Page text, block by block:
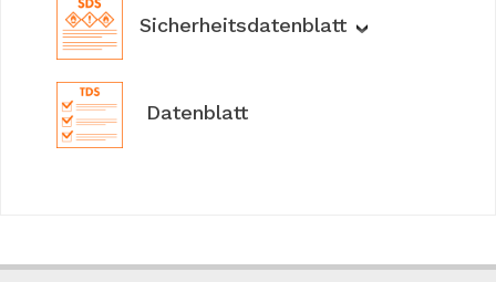
Sicherheitsdatenblatt
Datenblatt